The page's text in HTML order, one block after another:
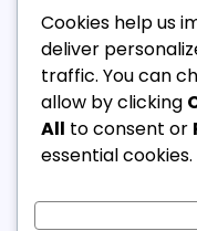
Codes exclusifs de
limitées dans le
Émilie Dupont 09/
Cookies help us
deliver
traffic. You can
allow by clicking
All to consent or
essential cookies.